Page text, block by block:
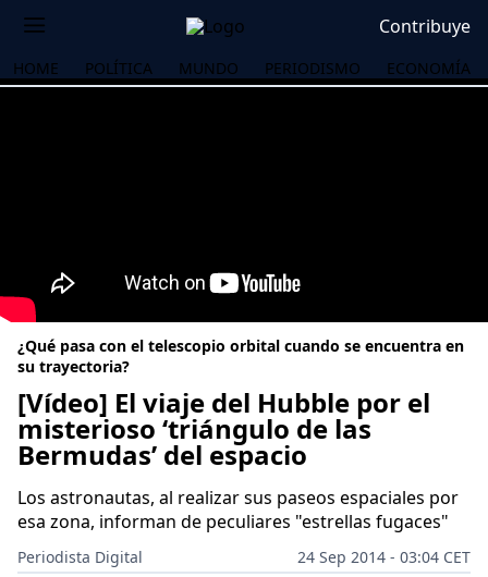
Contribuye
HOME POLÍTICA MUNDO PERIODISMO ECONOMÍA
¿Qué pasa con el telescopio orbital cuando se encuentra en
su trayectoria?
[Vídeo] El viaje del Hubble por el
misterioso ‘triángulo de las
Bermudas’ del espacio
Los astronautas, al realizar sus paseos espaciales por
esa zona, informan de peculiares "estrellas fugaces"
Periodista Digital
24 Sep 2014 - 03:04 CET